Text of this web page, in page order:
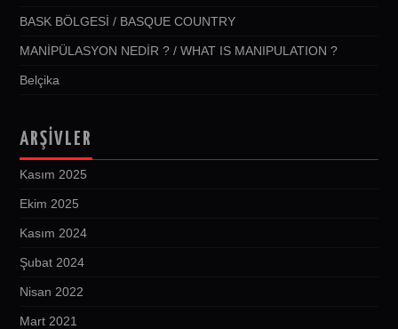
BASK BÖLGESİ / BASQUE COUNTRY
MANİPÜLASYON NEDİR ? / WHAT IS MANIPULATION ?
Belçika
ARŞIVLER
Kasım 2025
Ekim 2025
Kasım 2024
Şubat 2024
Nisan 2022
Mart 2021